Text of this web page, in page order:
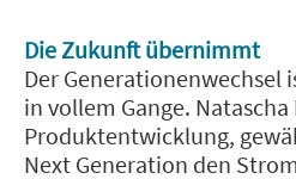
Die Zukunft übernimmt
Der Generationenwechsel
in vollem Gange.
Produktentwicklung,
Next Generation den